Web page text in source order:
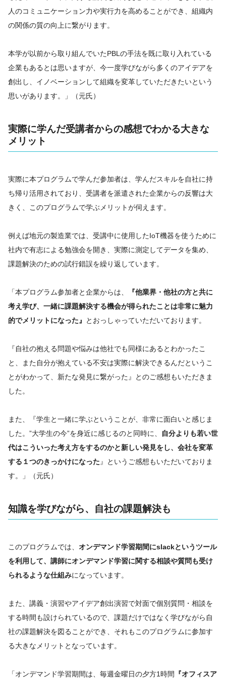
人のコミュニケーション力や実行力を高めることができ、組織内
の関係の質の向上に繋がります。
本学が以前から取り組んでいたPBLの手法を既に取り入れている
企業もあるとは思いますが、今一度学びながら多くのアイデアを
創出し、イノベーションして組織を変革していただきたいという
思いがあります。」（元氏）
実際に学んだ受講者からの感想でわかる大きな
メリット
実際に本プログラムで学んだ参加者は、学んだスキルを自社に持
ち帰り活用されており、受講者を派遣された企業からの反響は大
きく、このプログラムで学ぶメリットが伺えます。
例えば地元の製造業では、受講中に使用したIoT機器を使うために
社内で有志による勉強会を開き、実際に測定してデータを集め、
課題解決のための試行錯誤を繰り返しています。
「本プログラム参加者と企業からは、
『他業界・他社の方と共に
考え学び、一緒に課題解決する機会が得られたことは非常に魅力
的でメリットになった』
とおっしゃっていただいております。
『自社の抱える問題や悩みは他社でも同様にあるとわかったこ
と、また自分が抱えている不安は実際に解決できるんだというこ
とがわかって、新たな発見に繋がった』とのご感想もいただきま
した。
また、『学生と一緒に学ぶということが、非常に面白いと感じま
した。”大学生の今”を身近に感じるのと同時に、
自分よりも若い世
代はこういった考え方をするのかと新しい発見をし、会社を変革
する１つのきっかけになった 』というご感想もいただいておりま
す。」（元氏）
知識を学びながら、自社の課題解決も
このプログラムでは、 オンデマンド学習期間にslackというツール
を利用して、講師にオンデマンド学習に関する相談や質問も受け
られるような仕組みになっています。
また、講義・演習やアイデア創出演習で対面で個別質問・相談を
する時間も設けられているので、課題だけではなく学びながら自
社の課題解決を図ることができ、それもこのプログラムに参加す
る大きなメリットとなっています。
「オンデマンド学習期間は、毎週金曜日の夕方1時間
『オフィスア